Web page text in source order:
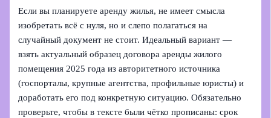
Если вы планируете аренду жилья, не имеет смысла
изобретать всё с нуля, но и слепо полагаться на
случайный документ не стоит. Идеальный вариант —
взять актуальный образец договора аренды жилого
помещения 2025 года из авторитетного источника
(госпорталы, крупные агентства, профильные юристы) и
доработать его под конкретную ситуацию. Обязательно
проверьте, чтобы в тексте были чётко прописаны: срок